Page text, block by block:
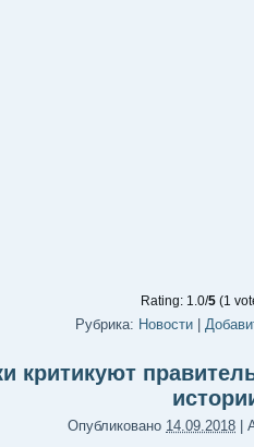
Rating: 1.0/5 (1
Рубрика: Новости|
критикуют
Опубликовано 14.09.2018